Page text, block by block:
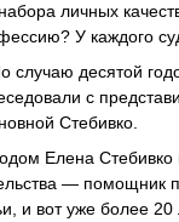
личных
У каждого
случаю десятой
с
Стебивко.
Елена Стебивко
— помощник
и вот уже более 20